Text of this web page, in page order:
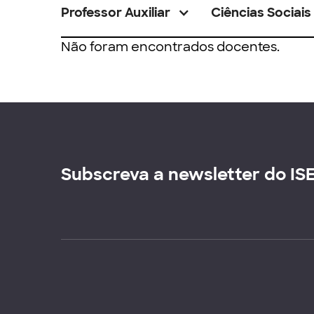
Professor Auxiliar Ciências Sociais
Não foram encontrados docentes.
Subscreva a newsletter do